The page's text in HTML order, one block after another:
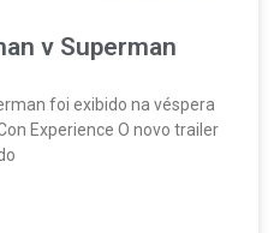
v Superman
foi exibido na véspera
Experience O novo trailer